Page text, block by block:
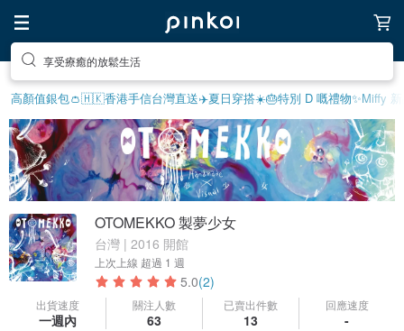
享受療癒的放鬆生活
高顏值銀包👛🇭🇰香港手信台灣直送✈️夏日穿搭☀️🎂特別 D 嘅禮物✨Miffy
OTOMEKKO 製夢少女
台灣 | 2016 開館
上次上線 超過 1 週
5.0(2)
出貨速度
一週內
關注人數
63
已賣出件數
13
回應速度
-